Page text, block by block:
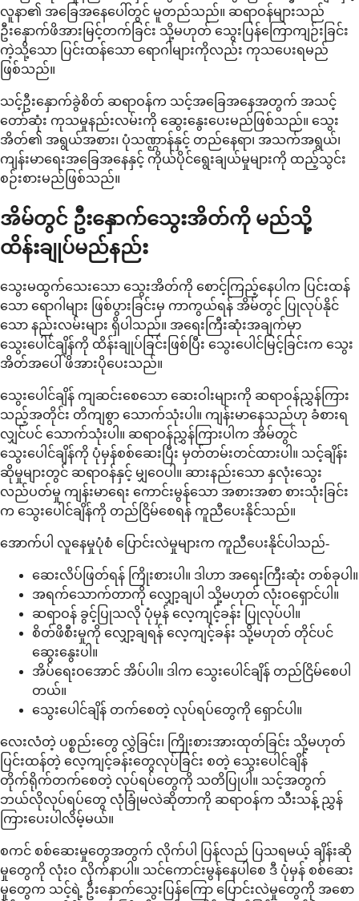
လူနာ၏ အခြေအနေပေါ်တွင် မူတည်သည်။ ဆရာဝန်များသည်
ဦးနှောက်ဖိအားမြင့်တက်ခြင်း သို့မဟုတ် သွေးပြန်ကြောကျဉ်းခြင်း
ကဲ့သို့သော ပြင်းထန်သော ရောဂါများကိုလည်း ကုသပေးရမည်
ဖြစ်သည်။
သင့်ဦးနှောက်ခွဲစိတ် ဆရာဝန်က သင့်အခြေအနေအတွက် အသင့်
တော်ဆုံး ကုသမှုနည်းလမ်းကို ဆွေးနွေးပေးမည်ဖြစ်သည်။ သွေး
အိတ်၏ အရွယ်အစား၊ ပုံသဏ္ဌာန်နှင့် တည်နေရာ၊ အသက်အရွယ်၊
ကျန်းမာရေးအခြေအနေနှင့် ကိုယ်ပိုင်ရွေးချယ်မှုများကို ထည့်သွင်း
စဉ်းစားမည်ဖြစ်သည်။
အိမ်တွင် ဦးနှောက်သွေးအိတ်ကို မည်သို့
ထိန်းချုပ်မည်နည်း
သွေးမထွက်သေးသော သွေးအိတ်ကို စောင့်ကြည့်နေပါက ပြင်းထန်
သော ရောဂါများ ဖြစ်ပွားခြင်းမှ ကာကွယ်ရန် အိမ်တွင် ပြုလုပ်နိုင်
သော နည်းလမ်းများ ရှိပါသည်။ အရေးကြီးဆုံးအချက်မှာ
သွေးပေါင်ချိန်ကို ထိန်းချုပ်ခြင်းဖြစ်ပြီး သွေးပေါင်မြင့်ခြင်းက သွေး
အိတ်အပေါ် ဖိအားပိုပေးသည်။
သွေးပေါင်ချိန် ကျဆင်းစေသော ဆေးဝါးများကို ဆရာဝန်ညွှန်ကြား
သည့်အတိုင်း တိကျစွာ သောက်သုံးပါ။ ကျန်းမာနေသည်ဟု ခံစားရ
လျှင်ပင် သောက်သုံးပါ။ ဆရာဝန်ညွှန်ကြားပါက အိမ်တွင်
သွေးပေါင်ချိန်ကို ပုံမှန်စစ်ဆေးပြီး မှတ်တမ်းတင်ထားပါ။ သင့်ချိန်း
ဆိုမှုများတွင် ဆရာဝန်နှင့် မျှဝေပါ။ ဆားနည်းသော နှလုံးသွေး
လည်ပတ်မှု ကျန်းမာရေး ကောင်းမွန်သော အစားအစာ စားသုံးခြင်း
က သွေးပေါင်ချိန်ကို တည်ငြိမ်စေရန် ကူညီပေးနိုင်သည်။
အောက်ပါ လူနေမှုပုံစံ ပြောင်းလဲမှုများက ကူညီပေးနိုင်ပါသည်-
ဆေးလိပ်ဖြတ်ရန် ကြိုးစားပါ။ ဒါဟာ အရေးကြီးဆုံး တစ်ခုပါ။
အရက်သောက်တာကို လျှော့ချပါ သို့မဟုတ် လုံးဝရှောင်ပါ။
ဆရာဝန် ခွင့်ပြုသလို ပုံမှန် လေ့ကျင့်ခန်း ပြုလုပ်ပါ။
စိတ်ဖိစီးမှုကို လျှော့ချရန် လေ့ကျင့်ခန်း သို့မဟုတ် တိုင်ပင်
ဆွေးနွေးပါ။
အိပ်ရေးဝအောင် အိပ်ပါ။ ဒါက သွေးပေါင်ချိန် တည်ငြိမ်စေပါ
တယ်။
သွေးပေါင်ချိန် တက်စေတဲ့ လုပ်ရပ်တွေကို ရှောင်ပါ။
လေးလံတဲ့ ပစ္စည်းတွေ လွှဲခြင်း၊ ကြိုးစားအားထုတ်ခြင်း သို့မဟုတ်
ပြင်းထန်တဲ့ လေ့ကျင့်ခန်းတွေလုပ်ခြင်း စတဲ့ သွေးပေါင်ချိန်
တိုက်ရိုက်တက်စေတဲ့ လုပ်ရပ်တွေကို သတိပြုပါ။ သင့်အတွက်
ဘယ်လိုလုပ်ရပ်တွေ လုံခြုံမလဲဆိုတာကို ဆရာဝန်က သီးသန့် ညွှန်
ကြားပေးပါလိမ့်မယ်။
စကင် စစ်ဆေးမှုတွေအတွက် လိုက်ပါ ပြန်လည် ပြသရမယ့် ချိန်းဆို
မှုတွေကို လုံးဝ လိုက်နာပါ။ သင်ကောင်းမွန်နေပါစေ ဒီ ပုံမှန် စစ်ဆေး
မှုတွေက သင့်ရဲ့ ဦးနှောက်သွေးပြန်ကြော ပြောင်းလဲမှုတွေကို အစော